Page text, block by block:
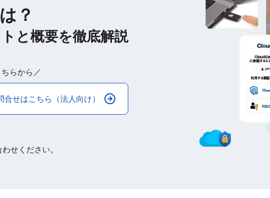
？
と概要を徹底解説
らから／
合せはこちら（法人向け）
せください。